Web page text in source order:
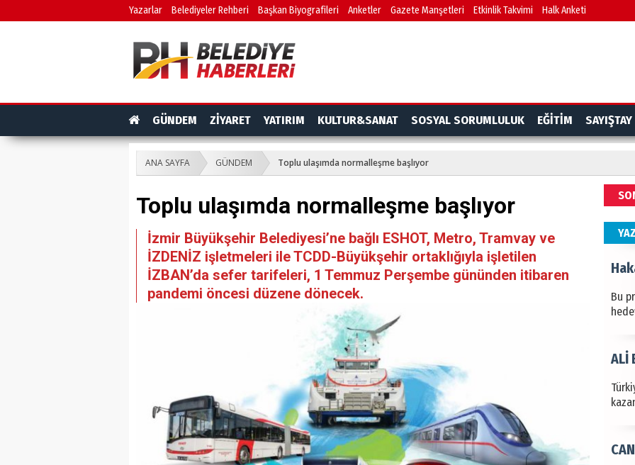
Yazarlar Belediyeler Rehberi Başkan Biyografileri Anketler Gazete Manşetleri Etkinlik Takvimi Halk Anketi
GÜNDEM ZİYARET YATIRIM KULTUR&SANAT SOSYAL SORUMLULUK EĞİTİM SAYIŞTAY
ANA SAYFA GÜNDEM Toplu ulaşımda normalleşme başlıyor
Toplu ulaşımda normalleşme başlıyor
İzmir Büyükşehir Belediyesi’ne bağlı ESHOT, Metro, Tramvay ve
İZDENİZ işletmeleri ile TCDD-Büyükşehir ortaklığıyla işletilen
İZBAN’da sefer tarifeleri, 1 Temmuz Perşembe gününden itibaren
pandemi öncesi düzene dönecek.
Bu
ALİ